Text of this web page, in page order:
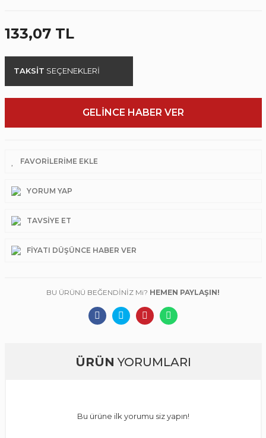
133,07 TL
TAKSİT SEÇENEKLERİ
GELİNCE HABER VER
YORUM YAP
TAVSIYE ET
FIYATI DÜŞÜNCE HABER VER
BU ÜRÜNÜ BEĞENDİNİZ Mi? HEMEN PAYLAŞIN!
ÜRÜN YORUMLARI
Bu ürüne ilk yorumu siz yapın!